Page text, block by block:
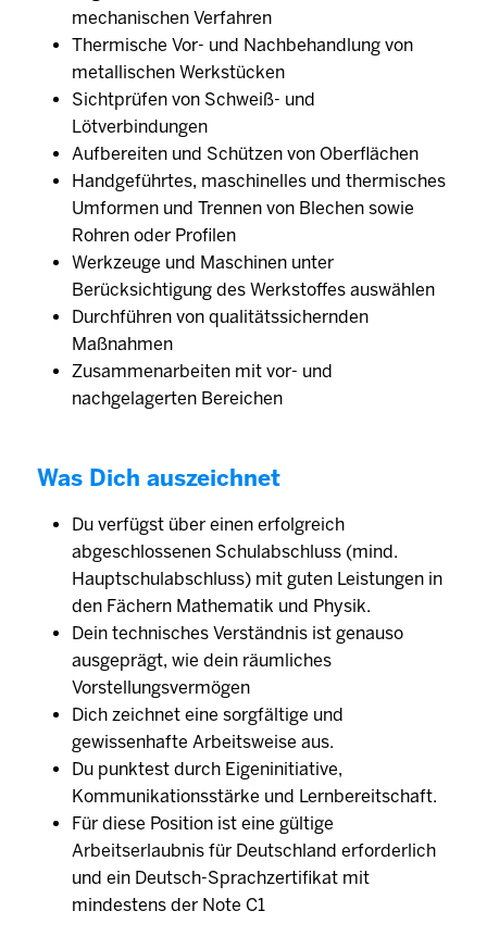
mechanischen Verfahren
Thermische Vor- und Nachbehandlung von
metallischen Werkstücken
Sichtprüfen von Schweiß- und
Lötverbindungen
Aufbereiten und Schützen von Oberflächen
Handgeführtes, maschinelles und thermisches
Umformen und Trennen von Blechen sowie
Rohren oder Profilen
Werkzeuge und Maschinen unter
Berücksichtigung des Werkstoffes auswählen
Durchführen von qualitätssichernden
Maßnahmen
Zusammenarbeiten mit vor- und
nachgelagerten Bereichen
Was Dich auszeichnet
Du verfügst über einen erfolgreich
abgeschlossenen Schulabschluss (mind.
Hauptschulabschluss) mit guten Leistungen in
den Fächern Mathematik und Physik.
Dein technisches Verständnis ist genauso
ausgeprägt, wie dein räumliches
Vorstellungsvermögen
Dich zeichnet eine sorgfältige und
gewissenhafte Arbeitsweise aus.
Du punktest durch Eigeninitiative,
Kommunikationsstärke und Lernbereitschaft.
Für diese Position ist eine gültige
Arbeitserlaubnis für Deutschland erforderlich
und ein Deutsch-Sprachzertifikat mit
mindestens der Note C1